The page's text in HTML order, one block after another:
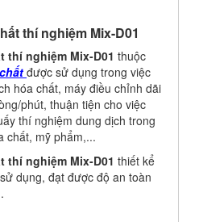
thí nghiệm Mix-D01
thí nghiệm Mix-D01 thuộc
được sử dụng trong việc
hóa chất, máy điều chỉnh dãi
phút, thuận tiện cho việc
thí nghiệm dung dịch trong
chất, mỹ phẩm,...
thí nghiệm Mix-D01 thiết kể
dụng, đạt được độ an toàn